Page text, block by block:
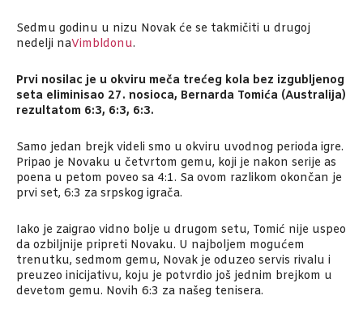
Sedmu godinu u nizu Novak će se takmičiti u drugoj
nedelji naVimbldonu.
Prvi nosilac je u okviru meča trećeg kola bez izgubljenog
seta eliminisao 27. nosioca, Bernarda Tomića (Australija)
rezultatom 6:3, 6:3, 6:3.
Samo jedan brejk videli smo u okviru uvodnog perioda igre.
Pripao je Novaku u četvrtom gemu, koji je nakon serije as
poena u petom poveo sa 4:1. Sa ovom razlikom okončan je
prvi set, 6:3 za srpskog igrača.
Iako je zaigrao vidno bolje u drugom setu, Tomić nije uspeo
da ozbiljnije pripreti Novaku. U najboljem mogućem
trenutku, sedmom gemu, Novak je oduzeo servis rivalu i
preuzeo inicijativu, koju je potvrdio još jednim brejkom u
devetom gemu. Novih 6:3 za našeg tenisera.